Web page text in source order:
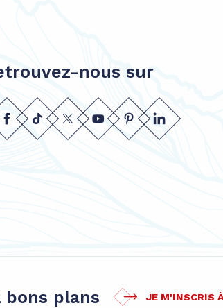
nous sur
bons plans JE M'INSCRIS